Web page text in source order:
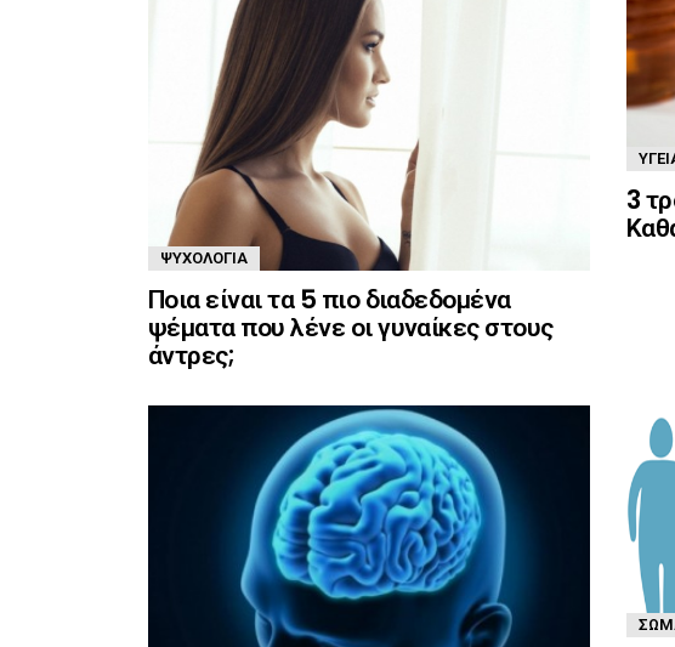
ΨΥΧΟΛΟΓΊΑ
Ποια είναι τα 5 πιο διαδεδομένα
ψέματα που λένε οι γυναίκες στους
άντρες;
3